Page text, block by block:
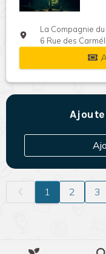
La Compagnie
6 Rue des
1 2 3